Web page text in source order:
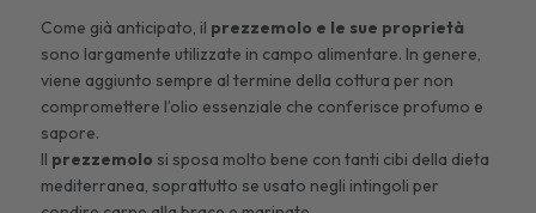
Come già anticipato, il prezzemolo e le sue proprietà
sono largamente utilizzate in campo alimentare. In genere,
viene aggiunto sempre al termine della cottura per non
compromettere l’olio essenziale che conferisce profumo e
sapore.
Il prezzemolo si sposa molto bene con tanti cibi della dieta
mediterranea, soprattutto se usato negli intingoli per